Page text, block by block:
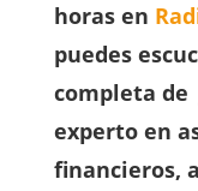
horas en
puedes
completa de
experto en
financieros,